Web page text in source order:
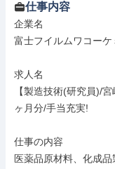
仕事内容
企業名
富士フイルムワコー
求人名
【製造技術(研究員)/
ヶ月分/手当充実!
仕事の内容
医薬品原材料、化成